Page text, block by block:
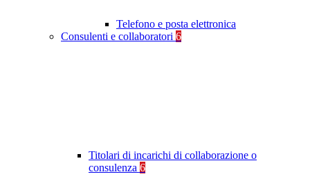
Telefono e posta elettronica
Consulenti e collaboratori 6
Titolari di incarichi di collaborazione o
consulenza 6